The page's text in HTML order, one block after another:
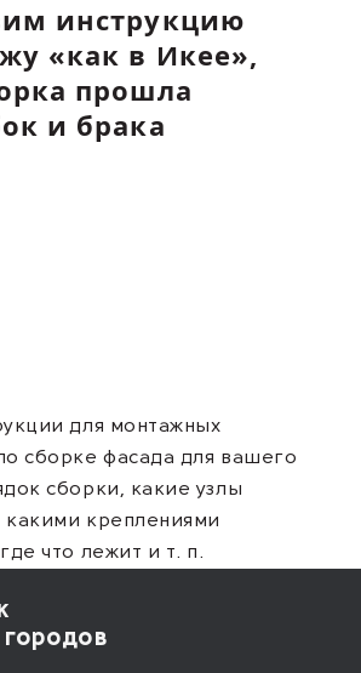
инструкцию
«как в Икее»,
прошла
и брака
для монтажных
сборке фасада для вашего
сборки, какие узлы
креплениями
что лежит и т. п.